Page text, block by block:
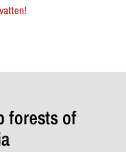
forests of